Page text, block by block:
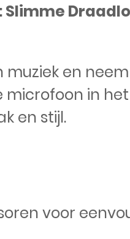
Slimme
muziek en
in
en stijl.
voor